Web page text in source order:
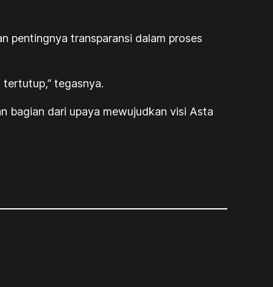
pentingnya transparansi dalam proses
tertutup,” tegasnya.
bagian dari upaya mewujudkan visi Asta